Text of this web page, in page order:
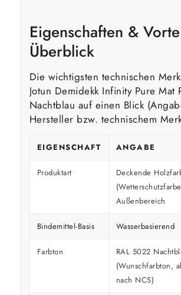
Eigenschaften &
Überblick
Die wichtigsten technischen
Jotun Demidekk Infinity Pure Mat
Nachtblau auf einen Blick
Hersteller bzw. technischem
EIGENSCHAFT ANGABE
Produktart
Deckende
Außenbereich
Bindemittel-Basis Wasserbasierend
Farbton
RAL 5022
(Wunschfarbton,
nach NCS)